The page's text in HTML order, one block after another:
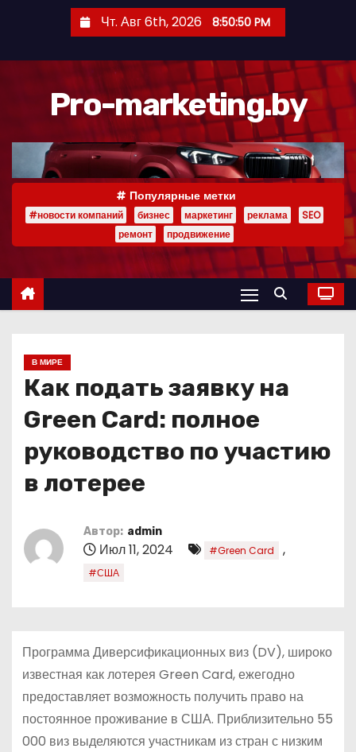
р
Чт. Авг 6th, 2026 8:50:51 PM
Pro-marketing.by
Популярные метки
#новости компаний бизнес маркетинг реклама
SEO
ремонт
продвижение
В МИРЕ
Как подать заявку на
Green Card: полное
руководство по участию
в лотерее
Автор: admin
Июл 11, 2024 #Green Card ,
#США
Программа Диверсификационных виз (DV), широко
известная как лотерея Green Card, ежегодно
предоставляет возможность получить право на
постоянное проживание в США. Приблизительно 55
000 виз выделяются участникам из стран с низким